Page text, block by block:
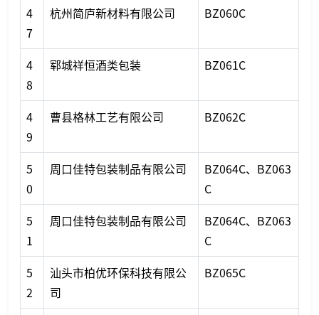
4
7
杭州简庐新材料有限公司 BZ060C
4
8
郓城祥恒酒类包装 BZ061C
4
9
曹县格林工艺有限公司 BZ062C
5
0
周口佳特包装制品有限公司
BZ064C、BZ063
C
5
1
周口佳特包装制品有限公司
BZ064C、BZ063
C
5
2
汕头市柏优环保科技有限公
司
BZ065C